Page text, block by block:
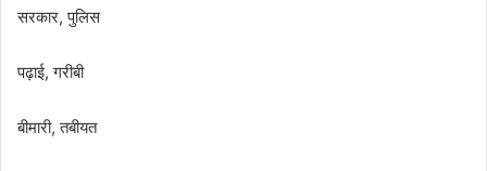
सरकार, पुलिस
पढ़ाई, गरीबी
बीमारी, तबीयत